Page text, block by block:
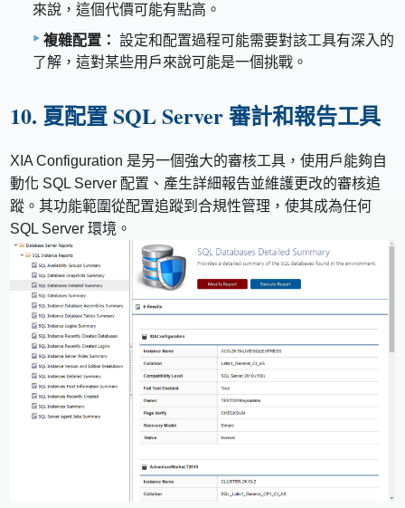
來說，這個代價可能有點高。
複雜配置： 設定和配置過程可能需要對該工具有深入的
了解，這對某些用戶來說可能是一個挑戰。
10. 夏配置 SQL Server 審計和報告工具
XIA Configuration 是另一個強大的審核工具，使用戶能夠自
動化 SQL Server 配置、產生詳細報告並維護更改的審核追
蹤。其功能範圍從配置追蹤到合規性管理，使其成為任何
SQL Server 環境。